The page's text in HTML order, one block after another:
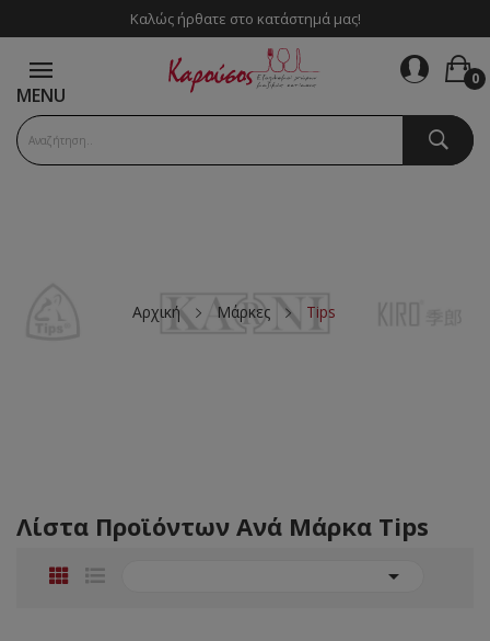
Καλώς ήρθατε στο κατάστημά μας!
MENU
0
Αρχική Μάρκες Tips
Λίστα Προϊόντων Ανά Μάρκα Tips
